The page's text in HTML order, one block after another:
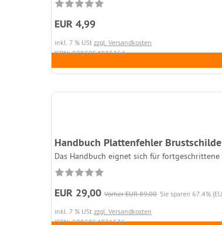
EUR 4,99
inkl. 7 % USt zzgl. Versandkosten
ISBN: 9783954023264
Handbuch Plattenfehler Brustschilde
Das Handbuch eignet sich für
EUR 29,00 Vorher EUR 89,00 Sie sparen 67.4%
inkl. 7 % USt zzgl. Versandkosten
ISBN: 9783954021536